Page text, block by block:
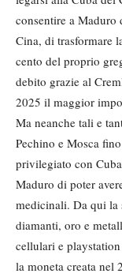
consentire a
Cina, di trasformare
cento del proprio
debito grazie al
2025 il maggior
Ma neanche tali e
Pechino e Mosca
privilegiato con
Maduro di poter
medicinali. Da qui la
diamanti, oro e
cellulari e
la moneta creata nel